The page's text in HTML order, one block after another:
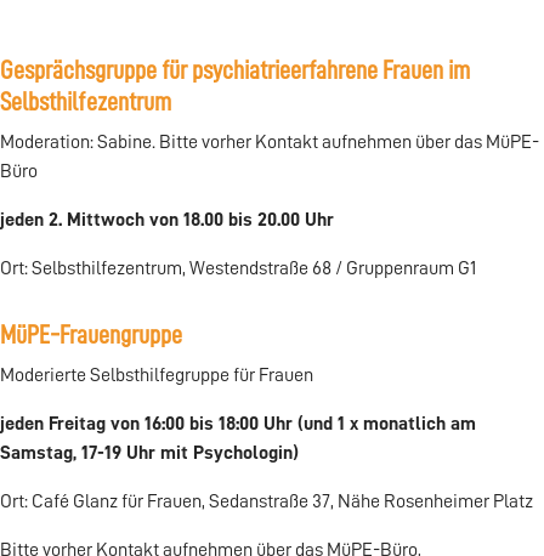
Gesprächsgruppe für psychiatrieerfahrene Frauen im
Selbsthilfezentrum
Moderation: Sabine. Bitte vorher Kontakt aufnehmen über das MüPE-
Büro
jeden 2. Mittwoch von 18.00 bis 20.00 Uhr
Ort: Selbsthilfezentrum, Westendstraße 68 / Gruppenraum G1
MüPE-Frauengruppe
Moderierte Selbsthilfegruppe für Frauen
jeden Freitag von 16:00 bis 18:00 Uhr (und 1 x monatlich am
Samstag, 17-19 Uhr mit Psychologin)
Ort: Café Glanz für Frauen, Sedanstraße 37, Nähe Rosenheimer Platz
Bitte vorher Kontakt aufnehmen über das MüPE-Büro,